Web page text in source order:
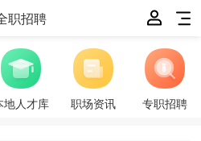
职招聘
地人才库 职场资讯 专职招聘